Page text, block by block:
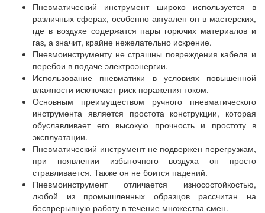
Пневматический инструмент широко используется в
различных сферах, особенно актуален он в мастерских,
где в воздухе содержатся пары горючих материалов и
газ, а значит, крайне нежелательно искрение.
Пневмоинструменту не страшны повреждения кабеля и
перебои в подаче электроэнергии.
Использование пневматики в условиях повышенной
влажности исключает риск поражения током.
Основным преимуществом ручного пневматического
инструмента является простота конструкции, которая
обуславливает его высокую прочность и простоту в
эксплуатации.
Пневматический инструмент не подвержен перегрузкам,
при появлении избыточного воздуха он просто
стравливается. Также он не боится падений.
Пневмоинструмент отличается износостойкостью,
любой из промышленных образцов рассчитан на
беспрерывную работу в течение множества смен.